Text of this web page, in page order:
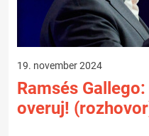
19. november 2024
Ramsés
overuj!